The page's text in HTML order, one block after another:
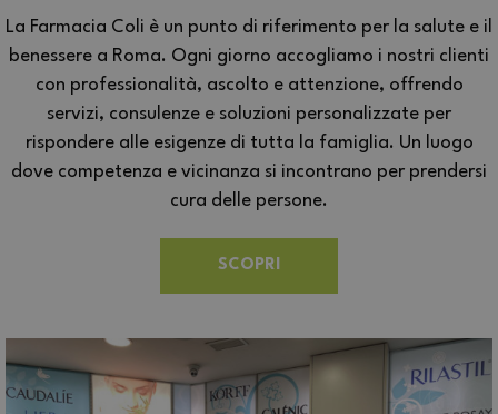
La Farmacia Coli è un punto di riferimento per la salute e il
benessere a Roma. Ogni giorno accogliamo i nostri clienti
con professionalità, ascolto e attenzione, offrendo
servizi, consulenze e soluzioni personalizzate per
rispondere alle esigenze di tutta la famiglia. Un luogo
dove competenza e vicinanza si incontrano per prendersi
cura delle persone.
SCOPRI